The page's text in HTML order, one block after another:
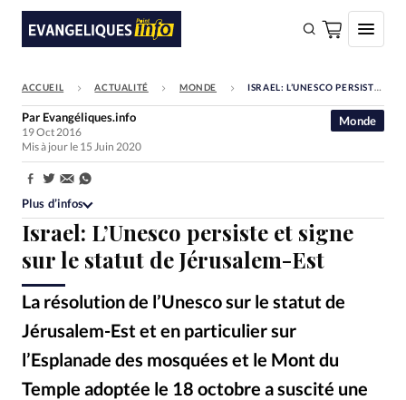
FAIRE UN DON
Faire un don
Société
Monde
Bible
Toute l'actualité
Se connecter
ACCUEIL ACTUALITÉ MONDE ISRAEL: L’UNESCO PERSISTE ET SIGNE SUR LE STATUT DE JÉRUSALEM-EST
Israel: L’Unesco persiste et signe
sur le statut de Jérusalem-Est
La résolution de l’Unesco sur le statut de
Jérusalem-Est et en particulier sur
l’Esplanade des mosquées et le Mont du
Temple adoptée le 18 octobre a suscité une
Monde
Par Evangéliques.info
19 Oct 2016
Mis à jour le 15 Juin 2020
Partager:
Plus d’infos